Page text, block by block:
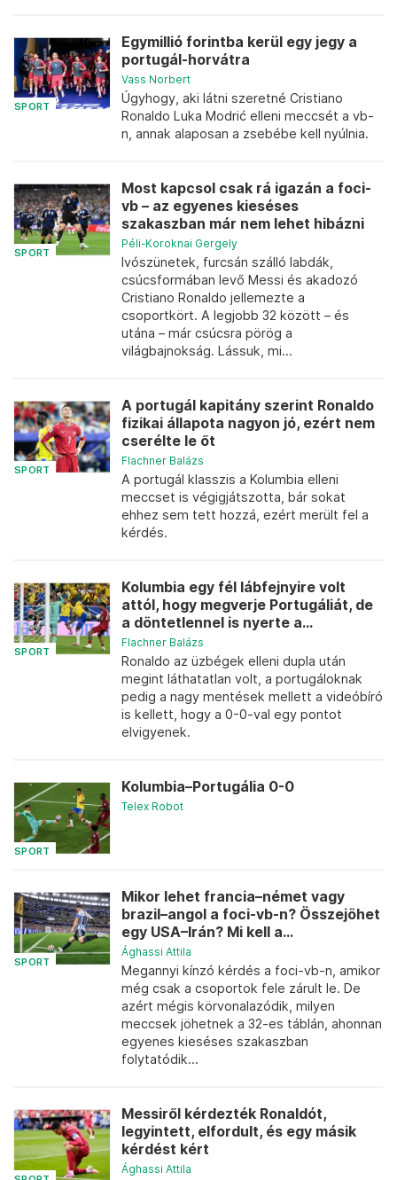
SPORT
Egymillió forintba kerül egy jegy a
portugál-horvátra
Vass Norbert
Úgyhogy, aki látni szeretné Cristiano
Ronaldo Luka Modrić elleni meccsét a vb-
n, annak alaposan a zsebébe kell nyúlnia.
SPORT
Most kapcsol csak rá igazán a foci-
vb – az egyenes kieséses
szakaszban már nem lehet hibázni
Péli-Koroknai Gergely
Ivószünetek, furcsán szálló labdák,
csúcsformában levő Messi és akadozó
Cristiano Ronaldo jellemezte a
csoportkört. A legjobb 32 között – és
utána – már csúcsra pörög a
világbajnokság. Lássuk, mi...
SPORT
A portugál kapitány szerint Ronaldo
fizikai állapota nagyon jó, ezért nem
cserélte le őt
Flachner Balázs
A portugál klasszis a Kolumbia elleni
meccset is végigjátszotta, bár sokat
ehhez sem tett hozzá, ezért merült fel a
kérdés.
SPORT
Kolumbia egy fél lábfejnyire volt
attól, hogy megverje Portugáliát, de
a döntetlennel is nyerte a...
Flachner Balázs
Ronaldo az üzbégek elleni dupla után
megint láthatatlan volt, a portugáloknak
pedig a nagy mentések mellett a videóbíró
is kellett, hogy a 0-0-val egy pontot
elvigyenek.
SPORT
Kolumbia–Portugália 0-0
Telex Robot
SPORT
Mikor lehet francia–német vagy
brazil–angol a foci-vb-n? Összejöhet
egy USA–Irán? Mi kell a...
Ághassi Attila
Megannyi kínzó kérdés a foci-vb-n, amikor
még csak a csoportok fele zárult le. De
azért mégis körvonalazódik, milyen
meccsek jöhetnek a 32-es táblán, ahonnan
egyenes kieséses szakaszban
folytatódik...
Messiről kérdezték Ronaldót,
legyintett, elfordult, és egy másik
kérdést kért
Ághassi Attila